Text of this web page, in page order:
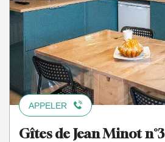
APPELER
Gîtes de Jean Minot n°3